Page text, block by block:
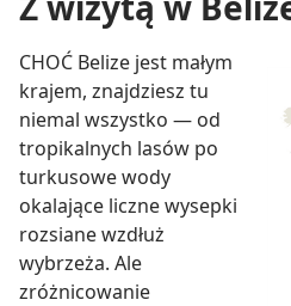
CHOĆ Belize jest małym
krajem, znajdziesz tu
niemal wszystko — od
tropikalnych lasów po
turkusowe wody
okalające liczne wysepki
rozsiane wzdłuż
wybrzeża. Ale
zróżnicowanie